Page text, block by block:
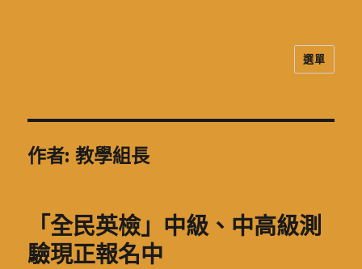
選單
作者:教學組長
「全民英檢」中級、中高級測
驗現正報名中